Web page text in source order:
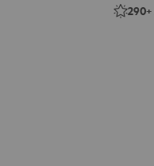
290+